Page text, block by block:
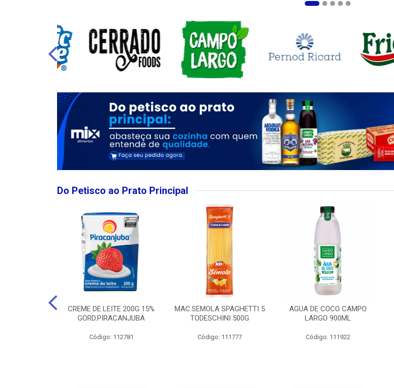
Do Petisco ao Prato Principal
CREME DE LEITE 200G 15%
GORD.PIRACANJUBA
Código: 112781
MAC.SEMOLA SPAGHETTI 5
TODESCHINI 500G
Código: 111777
AGUA DE COCO CAMPO
LARGO 900ML
Código: 111922